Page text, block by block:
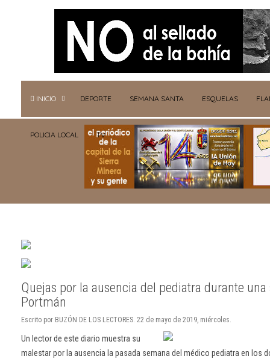
INICIO DEPORTE SEMANA SANTA ESQUELAS
POLICIA LOCAL TV
Quejas por la ausencia del pediatra durante
Portmán
Escrito por BUZÓN DE LOS LECTORES. 22 de mayo de 2019, miércoles.
Un lector de este diario muestra su
malestar por la ausencia la pasada semana del médico pediatra en los